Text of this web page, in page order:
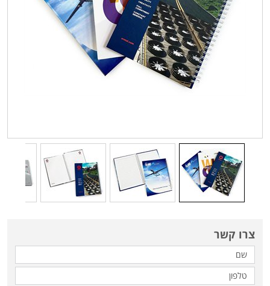
צרו קשר